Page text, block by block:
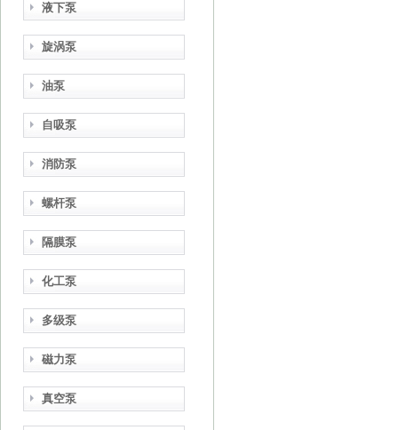
液下泵
旋涡泵
油泵
自吸泵
消防泵
螺杆泵
隔膜泵
化工泵
多级泵
磁力泵
真空泵